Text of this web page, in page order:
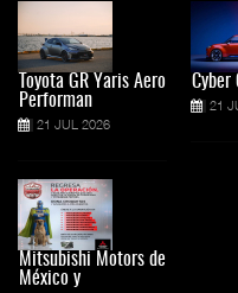
Toyota GR Yaris Aero
Performan
21 JUL 2026
Mitsubishi Motors de
México y
Cyber
21